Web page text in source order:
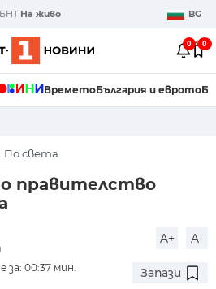
БНТ На живо BG
0 0
ВреметоБългария и еврото
По света
правителство
A+ A-
за: 00:37 мин.
Запази